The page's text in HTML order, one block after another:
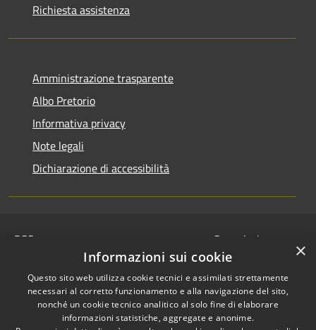
Richiesta assistenza
Amministrazione trasparente
Albo Pretorio
Informativa privacy
Note legali
Dichiarazione di accessibilità
RSS
Privacy
Cookie
Mappa del sito
Segnalazione
disservizio
Whistleblowing
Dichiarazione di
accessibilità
×
Informazioni sui cookie
Questo sito web utilizza cookie tecnici e assimilati strettamente
necessari al corretto funzionamento e alla navigazione del sito,
nonché un cookie tecnico analitico al solo fine di elaborare
informazioni statistiche, aggregate e anonime.